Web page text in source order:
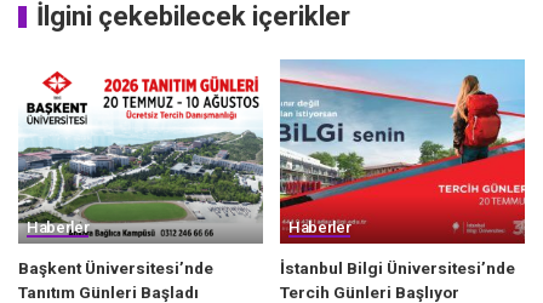
İlgini çekebilecek içerikler
Haberler
Başkent Üniversitesi’nde
Tanıtım Günleri Başladı
Haberler
İstanbul Bilgi Üniversitesi’nde
Tercih Günleri Başlıyor